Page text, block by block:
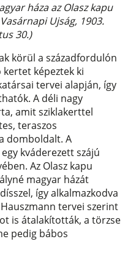
háza az Olasz kapu
Ujság, 1903.
30.)
körül a századfordulón
képeztek ki
tervei alapján, így
A déli nagy
amit sziklakerttel
teraszos
domboldalt. A
kváderezett szájú
Az Olasz kapu
magyar házát
így alkalmazkodva
tervei szerint
is átalakították, a törzse
pedig bábos